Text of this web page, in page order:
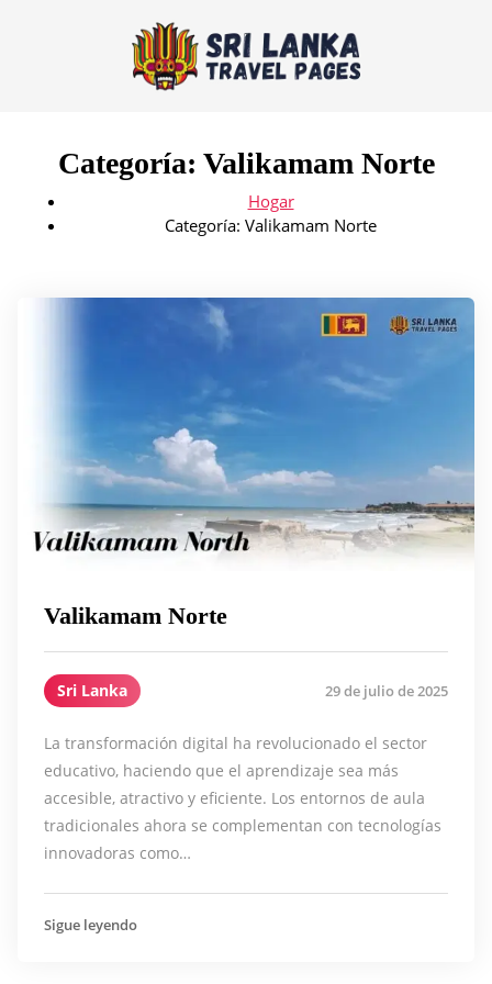
Categoría: Valikamam Norte
Hogar
Categoría: Valikamam Norte
Valikamam Norte
Sri Lanka 29 de julio de 2025
La transformación digital ha revolucionado el sector
educativo, haciendo que el aprendizaje sea más
accesible, atractivo y eficiente. Los entornos de aula
tradicionales ahora se complementan con tecnologías
innovadoras como…
Sigue leyendo